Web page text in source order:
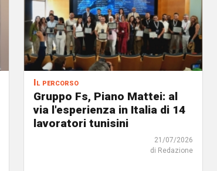
Il percorso
Gruppo Fs, Piano Mattei: al
via l'esperienza in Italia di 14
lavoratori tunisini
21/07/2026
di Redazione